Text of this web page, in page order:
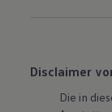
Disclaimer
Die in